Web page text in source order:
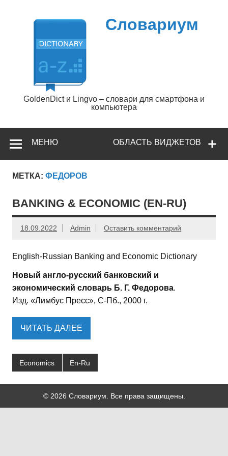
содержимому
Словариум
GoldenDict и Lingvo – словари для смартфона и
компьютера
ОБЛАСТЬ ВИДЖЕТОВ
МЕНЮ
МЕТКА: ФЕДОРОВ
BANKING & ECONOMIC (EN-RU)
18.09.2022 Admin Оставить комментарий
English-Russian Banking and Economic Dictionary
Новый англо-русский банковский и
экономический словарь Б. Г. Федорова.
Изд. «Лимбус Пресс», С-Пб., 2000 г.
ЧИТАТЬ ДАЛЕЕ
Economics En-Ru
© 2026 Словариум. Все права защищены.